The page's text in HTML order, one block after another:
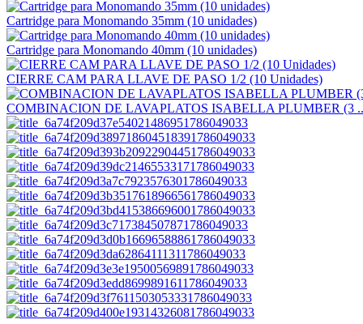
Cartridge para Monomando 35mm (10 unidades)
Cartridge para Monomando 40mm (10 unidades)
CIERRE CAM PARA LLAVE DE PASO 1/2 (10 Unidades)
COMBINACION DE LAVAPLATOS ISABELLA PLUMBER (3